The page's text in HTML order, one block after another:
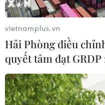
vietnamplus.vn
Hải Phòng điều
quyết tâm đạt GRDP